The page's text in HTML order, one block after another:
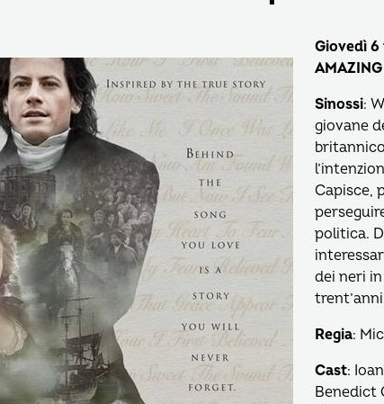
Giovedì
Sinossi:
giovane
Capisce,
politica.
dei neri
Regia:
Cast:
Benedict